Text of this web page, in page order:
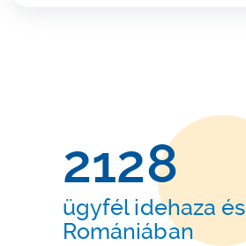
2128
ügyfél idehaza és
Romániában